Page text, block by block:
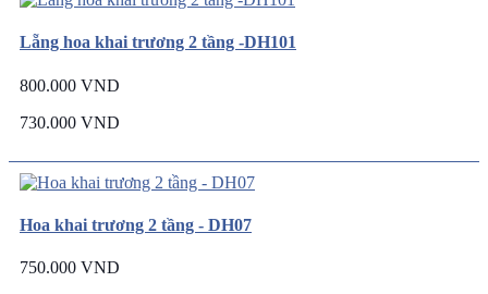
Lẵng hoa khai trương 2 tầng -DH101
800.000 VND
730.000 VND
Hoa khai trương 2 tầng - DH07
750.000 VND